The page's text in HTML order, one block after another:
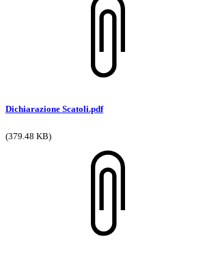
Dichiarazione Scatoli.pdf
(379.48 KB)